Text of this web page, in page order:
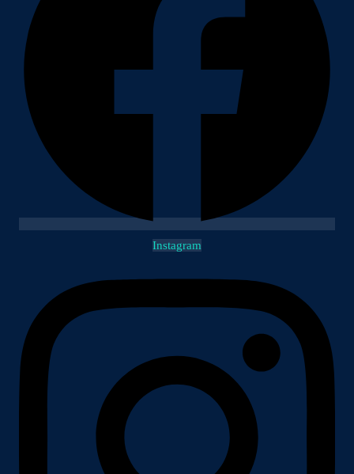
Instagram